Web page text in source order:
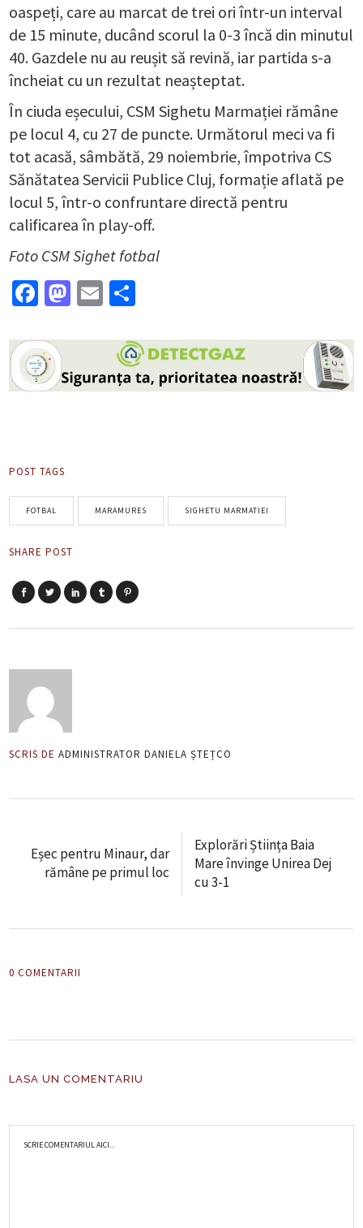
oaspeți, care au marcat de trei ori într-un interval
de 15 minute, ducând scorul la 0-3 încă din minutul
40. Gazdele nu au reușit să revină, iar partida s-a
încheiat cu un rezultat neașteptat.
În ciuda eșecului, CSM Sighetu Marmației rămâne
pe locul 4, cu 27 de puncte. Următorul meci va fi
tot acasă, sâmbătă, 29 noiembrie, împotriva CS
Sănătatea Servicii Publice Cluj, formație aflată pe
locul 5, într-o confruntare directă pentru
calificarea în play-off.
Foto CSM Sighet fotbal
Facebook
Mastodon
Email
POST TAGS
FOTBAL MARAMURES SIGHETU MARMATIEI
SHARE POST
SCRIS DE ADMINISTRATOR DANIELA ȘTEȚCO
Eșec pentru Minaur, dar
rămâne pe primul loc
Explorări Știința Baia
Mare învinge Unirea Dej
cu 3-1
0 COMENTARII
LASA UN COMENTARIU